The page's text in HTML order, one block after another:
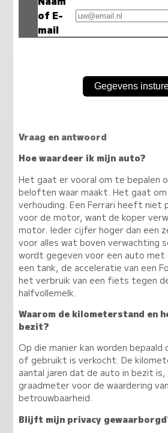
of E-
mail
Vraag en antwoord
Hoe waardeer ik mijn auto?
Het gaat er vooral om te bepalen
beloften waar maakt. Het gaat
verhouding. Een Ferrari heeft niet
voor de motor, want de koper
motor. Ieder cijfer hoger dan een
voor alles wat boven verwachting
wordt gegeven voor een auto
een tank, de acceleratie van een
het verbruik van een fiets tegen
halfvollemelk.
Waarom de kilometerstand en
bezit?
Op die manier kan worden
of gebruikt is verkocht. De
aantal jaren dat de auto in bezit is,
graadmeter voor de waardering
betrouwbaarheid.
Blijft mijn privacy